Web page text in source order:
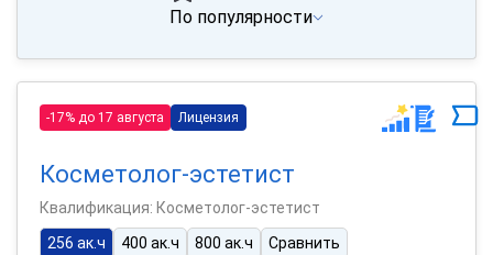
По популярности
-17% до 17 августа Лицензия
Косметолог-эстетист
Квалификация: Косметолог-эстетист
256 ак.ч
400 ак.ч 800 ак.ч Сравнить